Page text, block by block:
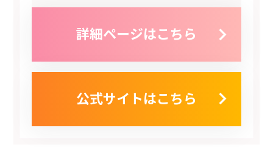
詳細ページはこちら
公式サイトはこちら